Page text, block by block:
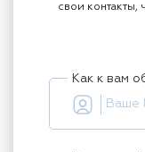
свои контакты,
Как к вам